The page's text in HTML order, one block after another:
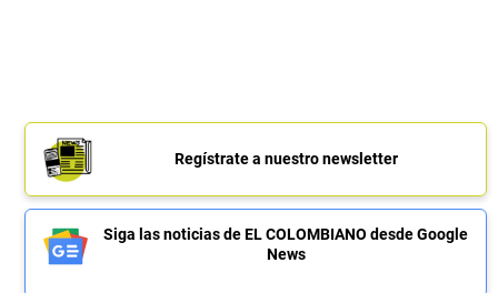
Regístrate a nuestro newsletter
Siga las noticias de EL COLOMBIANO desde Google
News